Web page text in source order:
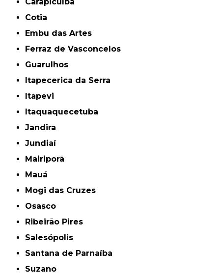
Cotia
Embu das Artes
Ferraz de Vasconcelos
Guarulhos
Itapecerica da Serra
Itapevi
Itaquaquecetuba
Jandira
Jundiaí
Mairiporã
Mauá
Mogi das Cruzes
Osasco
Ribeirão Pires
Salesópolis
Santana de Parnaíba
Suzano